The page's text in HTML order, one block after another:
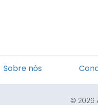
Sobre nós
© 2026